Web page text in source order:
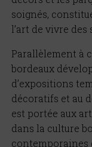
soignés,
l’art de vivre des
Parallèlement à
bordeaux
d’expositions
décoratifs et au
est portée aux
dans la culture
contemporaines